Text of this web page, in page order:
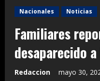
Nacionales Noticias
Familiares
desaparecido
Redaccion mayo 30,